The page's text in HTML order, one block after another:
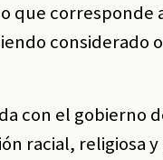
corresponde
considerado
con el gobierno
racial, religiosa